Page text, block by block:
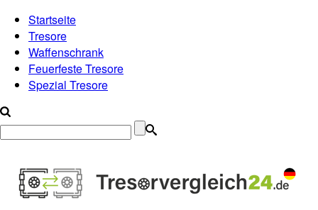
Startseite
Tresore
Waffenschrank
Feuerfeste Tresore
Spezial Tresore